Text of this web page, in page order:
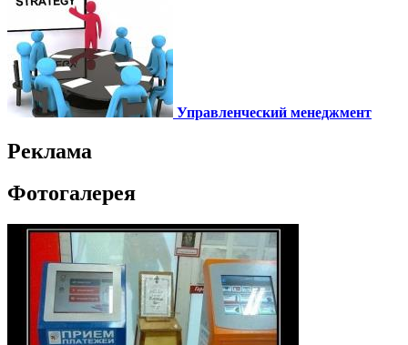
Управленческий менеджмент
Реклама
Фотогалерея